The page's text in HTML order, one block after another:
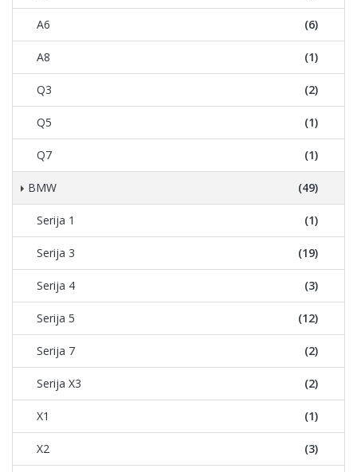
A6 (6)
A8 (1)
Q3 (2)
Q5 (1)
Q7 (1)
BMW (49)
Serija 1 (1)
Serija 3 (19)
Serija 4 (3)
Serija 5 (12)
Serija 7 (2)
Serija X3 (2)
X1 (1)
X2 (3)